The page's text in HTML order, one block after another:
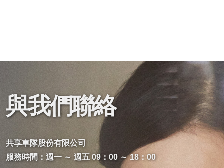
與我們聯絡
共享車隊股份有限公司
服務時間：週一 ～ 週五 09：00 ～ 18：00